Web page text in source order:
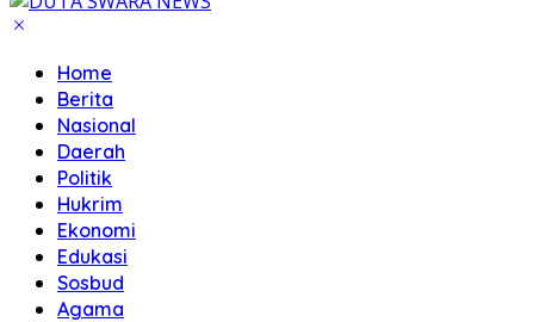
Home
Berita
Nasional
Daerah
Politik
Hukrim
Ekonomi
Edukasi
Sosbud
Agama